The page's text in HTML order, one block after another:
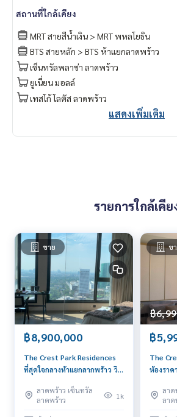
สถานที่ใกล้เคียง
MRT สายสีน้ำเงิน > MRT พหลโยธิน
BTS สายหลัก > BTS ห้าแยกลาดพร้าว
เซ็นทรัลพลาซ่า ลาดพร้าว
ยูเนี่ยน มอลล์
เทสโก้ โลตัส ลาดพร้าว
แสดงเพิ่มเติม
รายการใกล้เคีย
ขาย
฿8,900,000
The Crest Park Residences
ที่สุดใจกลางห้าแยกลากพร้าว วิว
ลาดพร้าว เซ็นทรัล
ลาดพร้าว
1k
ข
฿
฿
The
ห้องราค
ลาด
ลาด